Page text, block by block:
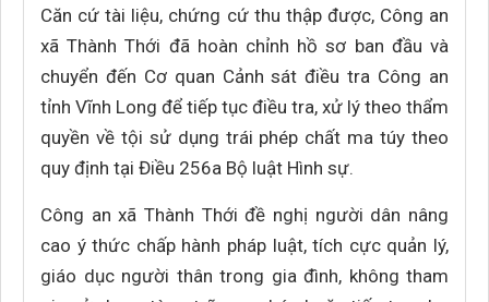
Căn cứ tài liệu, chứng cứ thu thập được, Công an
xã Thành Thới đã hoàn chỉnh hồ sơ ban đầu và
chuyển đến Cơ quan Cảnh sát điều tra Công an
tỉnh Vĩnh Long để tiếp tục điều tra, xử lý theo thẩm
quyền về tội sử dụng trái phép chất ma túy theo
quy định tại Điều 256a Bộ luật Hình sự.
Công an xã Thành Thới đề nghị người dân nâng
cao ý thức chấp hành pháp luật, tích cực quản lý,
giáo dục người thân trong gia đình, không tham